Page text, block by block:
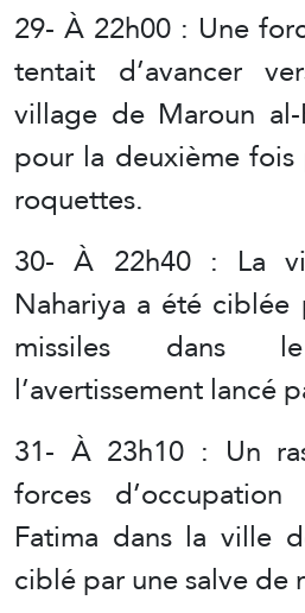
29- À 22h00 : Une
tentait d’avancer
village de Maroun
pour la deuxième
roquettes.
30- À 22h40 : La
Nahariya a été
missiles dans
l’avertissement lancé
31- À 23h10 : Un
forces
Fatima dans la ville
ciblé par une salve de